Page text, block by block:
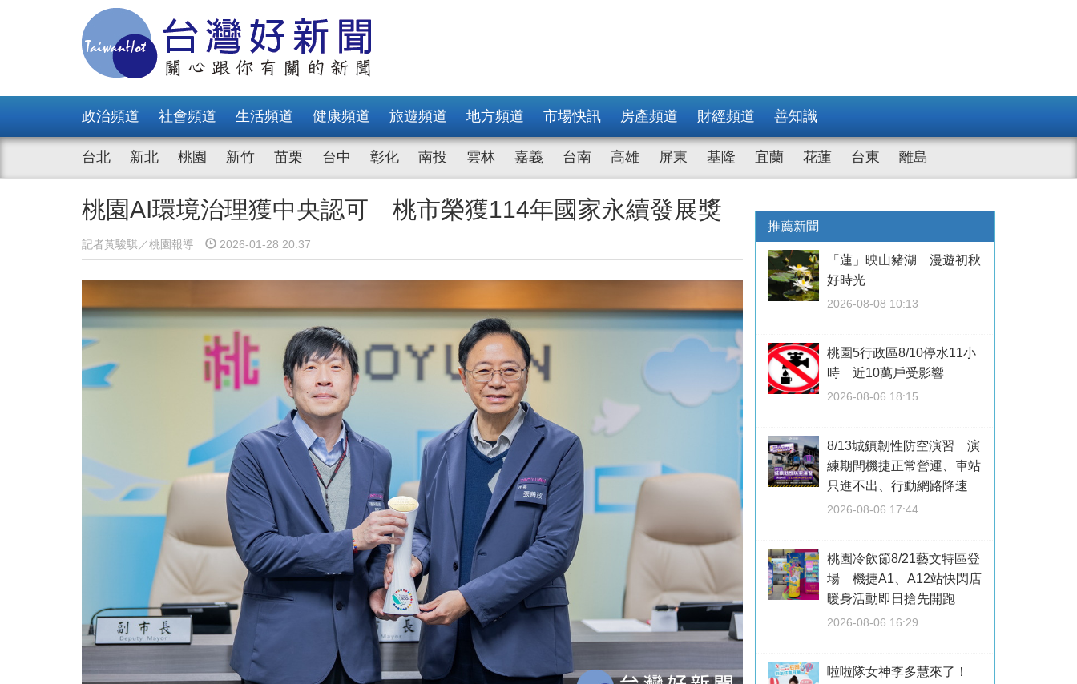
政治頻道 社會頻道 生活頻道 健康頻道 旅遊頻道 地方頻道 市場快訊 房產頻道 財經頻道 善知識
台北 新北 桃園 新竹 苗栗 台中 彰化 南投 雲林 嘉義 台南 高雄 屏東 基隆 宜蘭 花蓮 台東 離島
桃園AI環境治理獲中央認可 桃市榮獲114年國家永續發展獎
記者黃駿騏／桃園報導 2026-01-28 20:37
推薦新聞
「蓮」映山豬湖 漫遊初秋
好時光
2026-08-08 10:13
桃園5行政區8/10停水11小
時 近10萬戶受影響
2026-08-06 18:15
8/13城鎮韌性防空演習 演
練期間機捷正常營運、車站
只進不出、行動網路降速
2026-08-06 17:44
桃園冷飲節8/21藝文特區登
場 機捷A1、A12站快閃店
暖身活動即日搶先開跑
2026-08-06 16:29
啦啦隊女神李多慧來了！